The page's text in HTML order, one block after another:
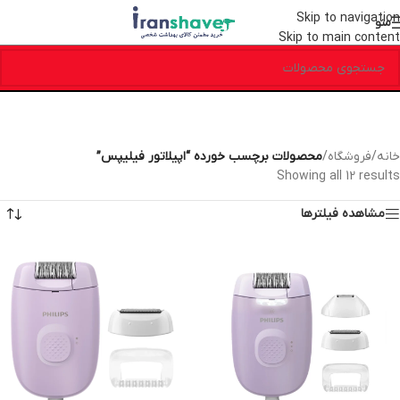
Skip to navigation
Skip to main content
منو
خانه/فروشگاه/محصولات برچسب خورده “اپیلاتور فیلیپس”
Showing all 12 results
مشاهده فیلترها